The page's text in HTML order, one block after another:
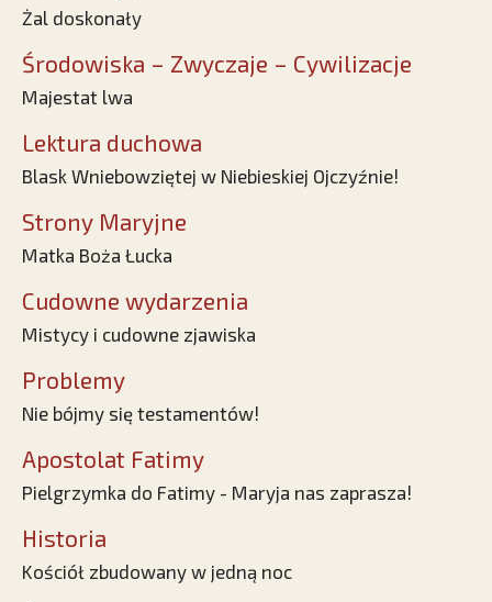
Żal doskonały
Środowiska – Zwyczaje – Cywilizacje
Majestat lwa
Lektura duchowa
Blask Wniebowziętej w Niebieskiej Ojczyźnie!
Strony Maryjne
Matka Boża Łucka
Cudowne wydarzenia
Mistycy i cudowne zjawiska
Problemy
Nie bójmy się testamentów!
Apostolat Fatimy
Pielgrzymka do Fatimy - Maryja nas zaprasza!
Historia
Kościół zbudowany w jedną noc